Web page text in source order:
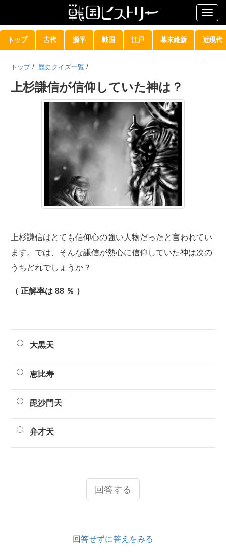
トップ 古代 源平 戦国 江戸 幕末維新 近現代
トップ / 歴史クイズ一覧 /
上杉謙信が信仰していた神は？
上杉謙信はとても信仰心の強い人物だったと言われてい
ます。では、そんな謙信が熱心に信仰していた神は次の
うちどれでしょうか？
（ 正解率は 88 ％ ）
大黒天
恵比寿
毘沙門天
弁才天
回答する
回答せずに答えをみる